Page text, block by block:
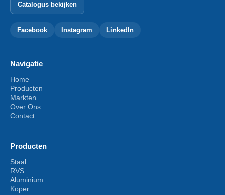
Catalogus bekijken
Facebook Instagram LinkedIn
Navigatie
Home
Producten
Markten
Over Ons
Contact
Producten
Staal
RVS
Aluminium
Koper